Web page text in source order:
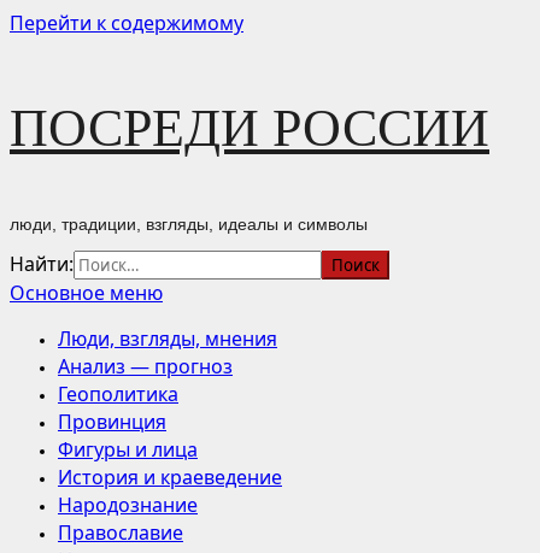
Перейти к содержимому
ПОСРЕДИ РОССИИ
люди, традиции, взгляды, идеалы и символы
Найти:
Основное меню
Люди, взгляды, мнения
Анализ — прогноз
Геополитика
Провинция
Фигуры и лица
История и краеведение
Народознание
Православие